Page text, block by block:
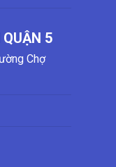
5
Chợ